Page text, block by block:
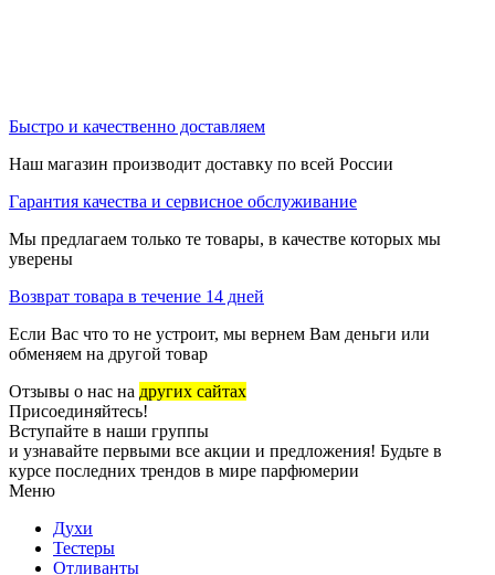
Быстро и качественно доставляем
Наш магазин производит доставку по всей России
Гарантия качества и сервисное обслуживание
Мы предлагаем только те товары, в качестве которых мы
уверены
Возврат товара в течение 14 дней
Если Вас что то не устроит, мы вернем Вам деньги или
обменяем на другой товар
Отзывы о нас на других сайтах
Присоединяйтесь!
Вступайте в наши группы
и узнавайте первыми все акции и предложения! Будьте в
курсе последних трендов в мире парфюмерии
Меню
Духи
Тестеры
Отливанты